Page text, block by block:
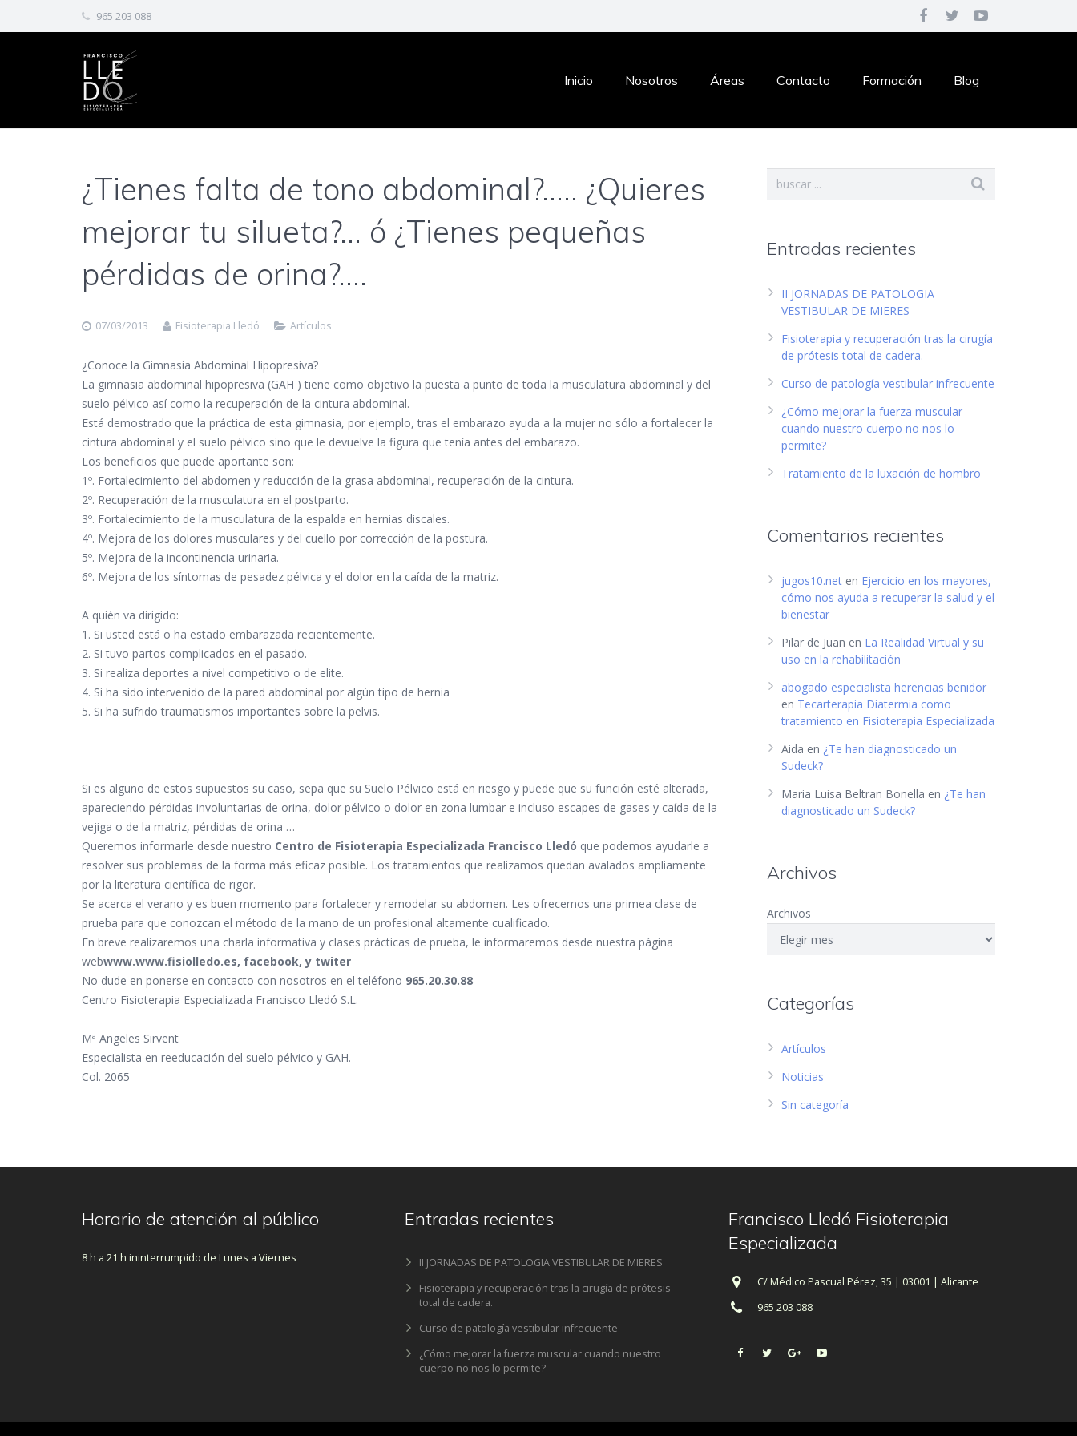
965 203 088
Inicio Nosotros Áreas Contacto Formación Blog
¿Tienes falta de tono abdominal?….. ¿Quieres
mejorar tu silueta?… ó ¿Tienes pequeñas
pérdidas de orina?….
07/03/2013 Fisioterapia Lledó Artículos
¿Conoce la Gimnasia Abdominal Hipopresiva?
La gimnasia abdominal hipopresiva (GAH ) tiene como objetivo la puesta a punto de toda la musculatura abdominal y del
suelo pélvico así como la recuperación de la cintura abdominal.
Está demostrado que la práctica de esta gimnasia, por ejemplo, tras el embarazo ayuda a la mujer no sólo a fortalecer la
cintura abdominal y el suelo pélvico sino que le devuelve la figura que tenía antes del embarazo.
Los beneficios que puede aportante son:
1º. Fortalecimiento del abdomen y reducción de la grasa abdominal, recuperación de la cintura.
2º. Recuperación de la musculatura en el postparto.
3º. Fortalecimiento de la musculatura de la espalda en hernias discales.
4º. Mejora de los dolores musculares y del cuello por corrección de la postura.
5º. Mejora de la incontinencia urinaria.
6º. Mejora de los síntomas de pesadez pélvica y el dolor en la caída de la matriz.
A quién va dirigido:
1. Si usted está o ha estado embarazada recientemente.
2. Si tuvo partos complicados en el pasado.
3. Si realiza deportes a nivel competitivo o de elite.
4. Si ha sido intervenido de la pared abdominal por algún tipo de hernia
5. Si ha sufrido traumatismos importantes sobre la pelvis.
Si es alguno de estos supuestos su caso, sepa que su Suelo Pélvico está en riesgo y puede que su función esté alterada,
apareciendo pérdidas involuntarias de orina, dolor pélvico o dolor en zona lumbar e incluso escapes de gases y caída de la
vejiga o de la matriz, pérdidas de orina …
Queremos informarle desde nuestro Centro de Fisioterapia Especializada Francisco Lledó que podemos ayudarle a
resolver sus problemas de la forma más eficaz posible. Los tratamientos que realizamos quedan avalados ampliamente
por la literatura científica de rigor.
Se acerca el verano y es buen momento para fortalecer y remodelar su abdomen. Les ofrecemos una primea clase de
prueba para que conozcan el método de la mano de un profesional altamente cualificado.
En breve realizaremos una charla informativa y clases prácticas de prueba, le informaremos desde nuestra página
webwww.www.fisiolledo.es, facebook, y twiter
No dude en ponerse en contacto con nosotros en el teléfono 965.20.30.88
Centro Fisioterapia Especializada Francisco Lledó S.L.
Mª Angeles Sirvent
Especialista en reeducación del suelo pélvico y GAH.
Col. 2065
Entradas recientes
II JORNADAS DE PATOLOGIA
VESTIBULAR DE MIERES
Fisioterapia y recuperación tras la cirugía
de prótesis total de cadera.
Curso de patología vestibular infrecuente
¿Cómo mejorar la fuerza muscular
cuando nuestro cuerpo no nos lo
permite?
Tratamiento de la luxación de hombro
Comentarios recientes
jugos10.net en Ejercicio en los mayores,
cómo nos ayuda a recuperar la salud y el
bienestar
Pilar de Juan en La Realidad Virtual y su
uso en la rehabilitación
abogado especialista herencias benidor
en Tecarterapia Diatermia como
tratamiento en Fisioterapia Especializada
Aida en ¿Te han diagnosticado un
Sudeck?
Maria Luisa Beltran Bonella en ¿Te han
diagnosticado un Sudeck?
Archivos
Archivos
Categorías
Artículos
Noticias
Sin categoría
Horario de atención al público
8 h a 21 h ininterrumpido de Lunes a Viernes
Entradas recientes
II JORNADAS DE PATOLOGIA VESTIBULAR DE MIERES
Fisioterapia y recuperación tras la cirugía de prótesis
total de cadera.
Curso de patología vestibular infrecuente
¿Cómo mejorar la fuerza muscular cuando nuestro
cuerpo no nos lo permite?
Francisco Lledó Fisioterapia
Especializada
C/ Médico Pascual Pérez, 35 | 03001 | Alicante
965 203 088